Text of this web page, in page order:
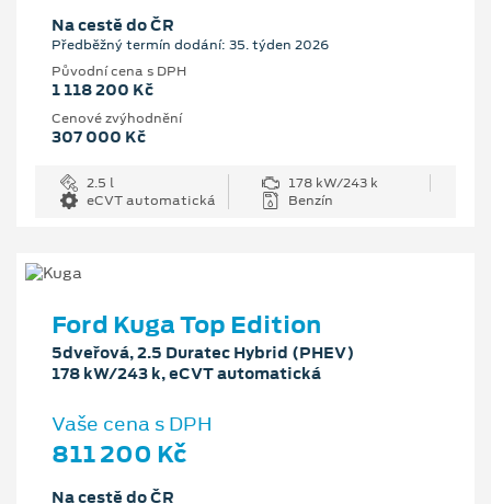
Na cestě do ČR
Předběžný termín dodání: 35. týden 2026
Původní cena s DPH
1 118 200 Kč
Cenové zvýhodnění
307 000 Kč
2.5 l
178 kW/243 k
eCVT automatická
Benzín
Ford Kuga Top Edition
5dveřová, 2.5 Duratec Hybrid (PHEV)
178 kW/243 k, eCVT automatická
Vaše cena s DPH
811 200 Kč
Na cestě do ČR